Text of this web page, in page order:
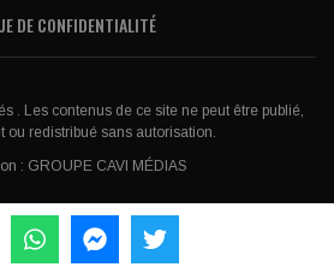
DE CONFIDENTIALITÉ
. Les contenus de ce site ne peut être publié,
ou redistribué sans autorisation.
: GROUPE CAVI MÉDIAS